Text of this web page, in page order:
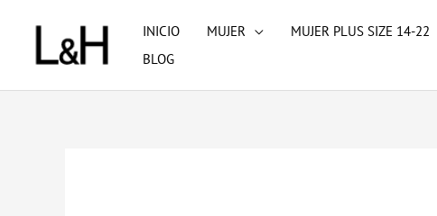
contenido
INICIO MUJER MUJER PLUS SIZE 14-22
BLOG